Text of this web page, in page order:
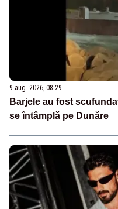
9 aug. 2026, 08:29
Barjele au fost
se întâmplă pe Dunăre